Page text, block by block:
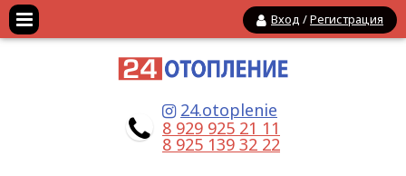
Вход /Регистрация
24.otoplenie
8 929 925 21 11
8 925 139 32 22